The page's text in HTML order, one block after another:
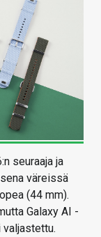
seuraaja ja
väreissä
(44 mm).
Galaxy AI -